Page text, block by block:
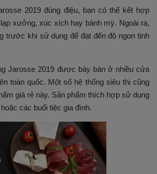
2019 đúng điệu, bạn có thể kết hợp
xưởng, xúc xích hay bánh mỳ. Ngoài ra,
trước khi sử dụng để đạt đến độ ngon tinh
Jarosse 2019 được bày bán ở nhiều cửa
toàn quốc. Một số hệ thống siêu thị cũng
giá rẻ này. Sản phẩm thích hợp sử dụng
các buổi tiệc gia đình.